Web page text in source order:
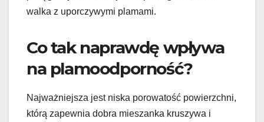
walka z uporczywymi plamami.
Co tak naprawdę wpływa
na plamoodporność?
Najważniejsza jest niska porowatość powierzchni,
którą zapewnia dobra mieszanka kruszywa i